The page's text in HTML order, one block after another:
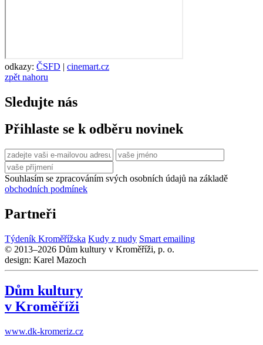
odkazy: ČSFD | cinemart.cz
zpět nahoru
Sledujte nás
Přihlaste se k odběru novinek
Souhlasím se zpracováním svých osobních údajů na základě
obchodních podmínek
Partneři
Týdeník Kroměřížska Kudy z nudy Smart emailing
© 2013–2026 Dům kultury v Kroměříži, p. o.
design: Karel Mazoch
Dům kultury
v Kroměříži
www.dk-kromeriz.cz